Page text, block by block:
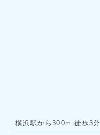
横浜駅から300m 徒歩3分